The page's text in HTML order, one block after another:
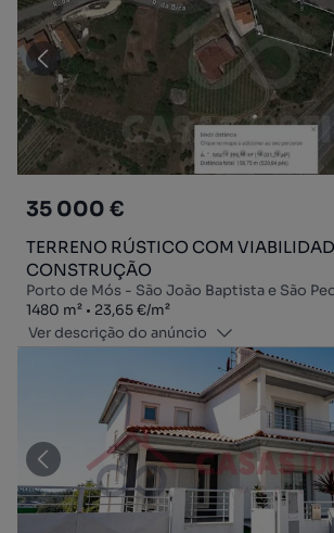
35 000 €
TERRENO RÚSTICO COM
CONSTRUÇÃO
Zona
1480 m²
Preço por metro quadrado
23,65 €/m²
Ver descrição do anúncio